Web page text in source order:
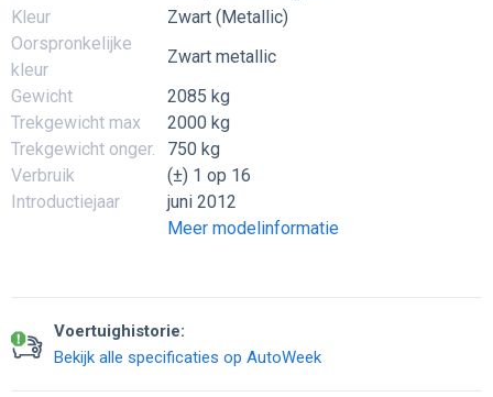
Kleur
Zwart (Metallic)
Oorspronkelijke
kleur
Zwart metallic
Gewicht
2085 kg
Trekgewicht max
2000 kg
Trekgewicht onger.
750 kg
Verbruik
(±) 1 op 16
Introductiejaar
juni 2012
Meer modelinformatie
Voertuighistorie:
Bekijk alle specificaties op AutoWeek